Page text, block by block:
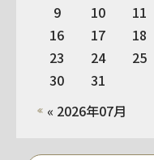
« 2026年07月
9
10 11
16
17 18
23
24 25
30
31